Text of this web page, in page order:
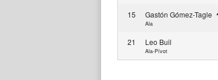
15 Gastón Gómez-Tagle
Ala
21 Leo Buil
Ala-Pívot